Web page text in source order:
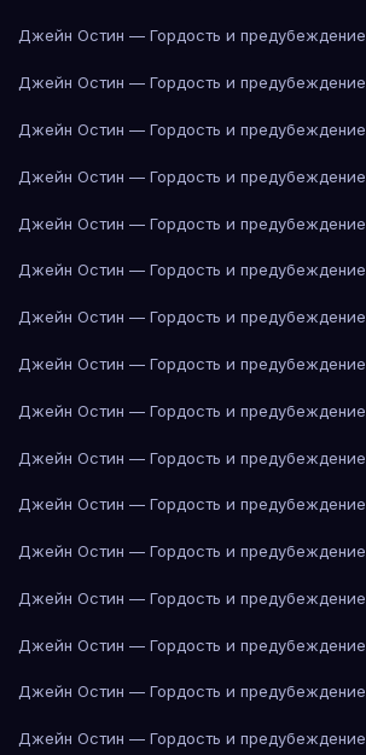
Джейн Остин — Гордость и предубеждение
Джейн Остин — Гордость и предубеждение
Джейн Остин — Гордость и предубеждение
Джейн Остин — Гордость и предубеждение
Джейн Остин — Гордость и предубеждение
Джейн Остин — Гордость и предубеждение
Джейн Остин — Гордость и предубеждение
Джейн Остин — Гордость и предубеждение
Джейн Остин — Гордость и предубеждение
Джейн Остин — Гордость и предубеждение
Джейн Остин — Гордость и предубеждение
Джейн Остин — Гордость и предубеждение
Джейн Остин — Гордость и предубеждение
Джейн Остин — Гордость и предубеждение
Джейн Остин — Гордость и предубеждение
Джейн Остин — Гордость и предубеждение